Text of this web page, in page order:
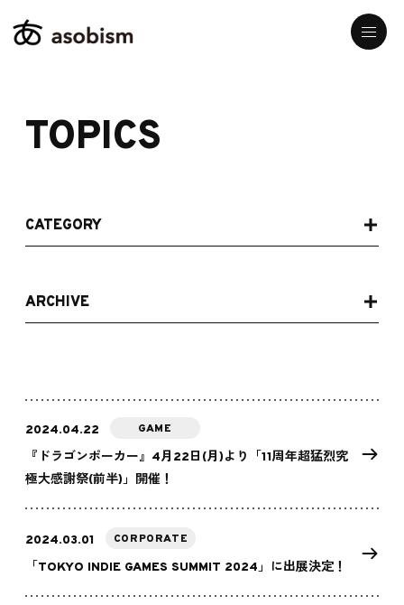
TOPICS
2024.04.22 GAME
『ドラゴンポーカー』4月22日(月)より「11周年超猛烈究
極大感謝祭(前半)」開催！
2024.03.01 CORPORATE
「TOKYO INDIE GAMES SUMMIT 2024」に出展決定！
CATEGORY
ARCHIVE